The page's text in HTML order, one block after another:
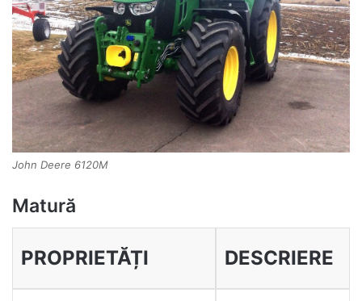
John Deere 6120M
Matură
PROPRIETĂȚI DESCRIERE